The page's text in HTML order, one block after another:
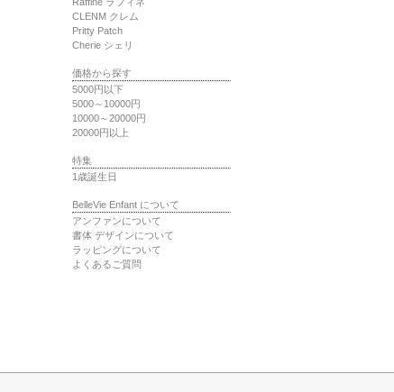
CLENM クレム
Pritty Patch
Cherie シェリ
価格から探す
5000円以下
5000～10000円
10000～20000円
20000円以上
特集
1歳誕生日
BelleVie Enfant について
アンファンについて
書体 デザインについて
ラッピングについて
よくあるご質問